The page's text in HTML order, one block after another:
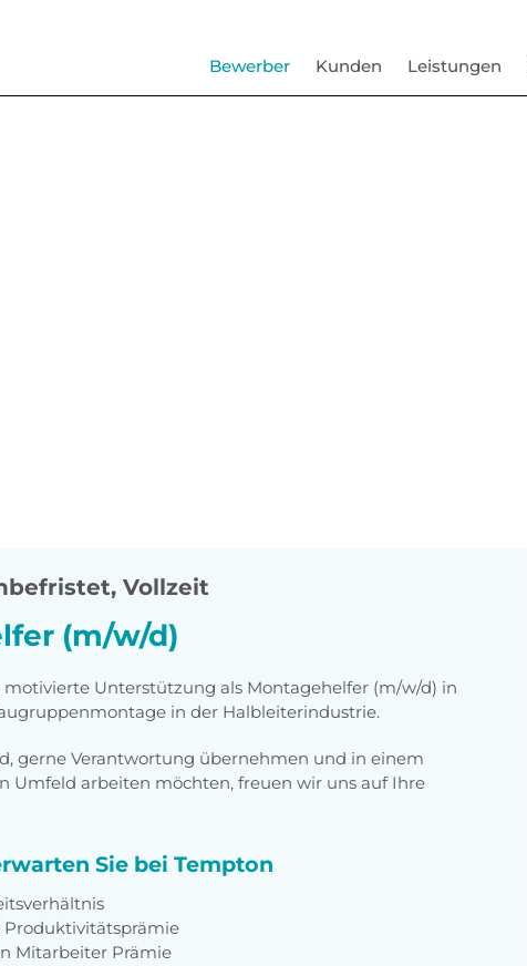
Bewerber Kunden Leistungen
Vollzeit
(m/w/d)
motivierte Unterstützung als Montagehelfer (m/w/d) in
in der Halbleiterindustrie.
gerne Verantwortung übernehmen und in einem
Umfeld arbeiten möchten, freuen wir uns auf Ihre
Sie bei Tempton
Produktivitätsprämie
Mitarbeiter Prämie